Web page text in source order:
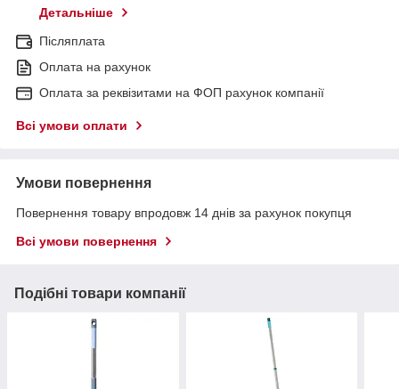
Детальніше
Післяплата
Оплата на рахунок
Оплата за реквізитами на ФОП рахунок компанії
Всі умови оплати
Умови повернення
Повернення товару впродовж 14 днів за рахунок покупця
Всі умови повернення
Подібні товари компанії